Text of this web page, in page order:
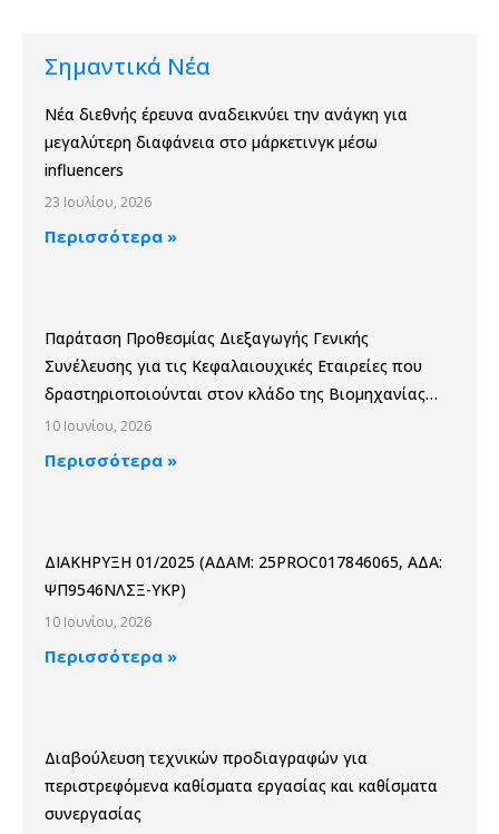
Σημαντικά Νέα
Νέα διεθνής έρευνα αναδεικνύει την ανάγκη για
μεγαλύτερη διαφάνεια στο μάρκετινγκ μέσω
influencers
23 Ιουλίου, 2026
Περισσότερα »
Παράταση Προθεσμίας Διεξαγωγής Γενικής
Συνέλευσης για τις Κεφαλαιουχικές Εταιρείες που
δραστηριοποιούνται στον κλάδο της Βιομηχανίας
Παραγωγής και Εμπορίας Φαρμάκων
10 Ιουνίου, 2026
Περισσότερα »
ΔΙΑΚΗΡΥΞΗ 01/2025 (ΑΔΑΜ: 25PROC017846065, ΑΔΑ:
ΨΠ9546ΝΛΣΞ-ΥΚΡ)
10 Ιουνίου, 2026
Περισσότερα »
Διαβούλευση τεχνικών προδιαγραφών για
περιστρεφόμενα καθίσματα εργασίας και καθίσματα
συνεργασίας